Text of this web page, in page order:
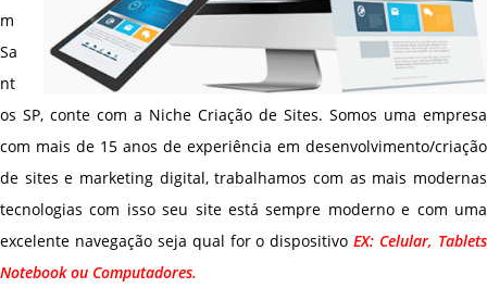
m
Sa
nt
os SP, conte com a Niche Criação de Sites. Somos uma empresa
com mais de 15 anos de experiência em desenvolvimento/criação
de sites e marketing digital, trabalhamos com as mais modernas
tecnologias com isso seu site está sempre moderno e com uma
excelente navegação seja qual for o dispositivoEX: Celular, Tablets
Notebook ou Computadores.